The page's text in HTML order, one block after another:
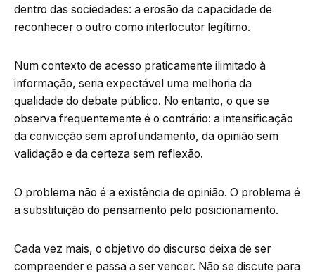
dentro das sociedades: a erosão da capacidade de
reconhecer o outro como interlocutor legítimo.
Num contexto de acesso praticamente ilimitado à
informação, seria expectável uma melhoria da
qualidade do debate público. No entanto, o que se
observa frequentemente é o contrário: a intensificação
da convicção sem aprofundamento, da opinião sem
validação e da certeza sem reflexão.
O problema não é a existência de opinião. O problema é
a substituição do pensamento pelo posicionamento.
Cada vez mais, o objetivo do discurso deixa de ser
compreender e passa a ser vencer. Não se discute para